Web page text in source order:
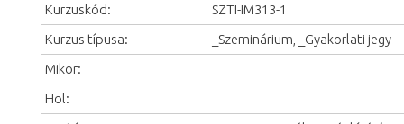
Kurzuskód:
SZTI-IM313-1
Kurzus típusa:
_Szeminárium, _Gyakorlati jegy
Mikor:
Hol: